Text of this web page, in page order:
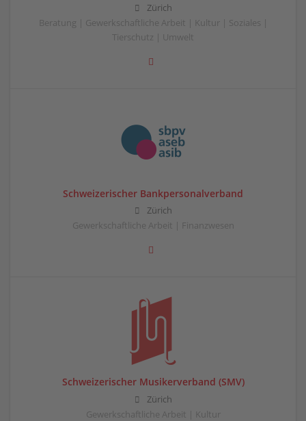
Zürich
Beratung | Gewerkschaftliche Arbeit | Kultur | Soziales |
Tierschutz | Umwelt
Schweizerischer Bankpersonalverband
Zürich
Gewerkschaftliche Arbeit | Finanzwesen
Schweizerischer Musikerverband (SMV)
Zürich
Gewerkschaftliche Arbeit | Kultur